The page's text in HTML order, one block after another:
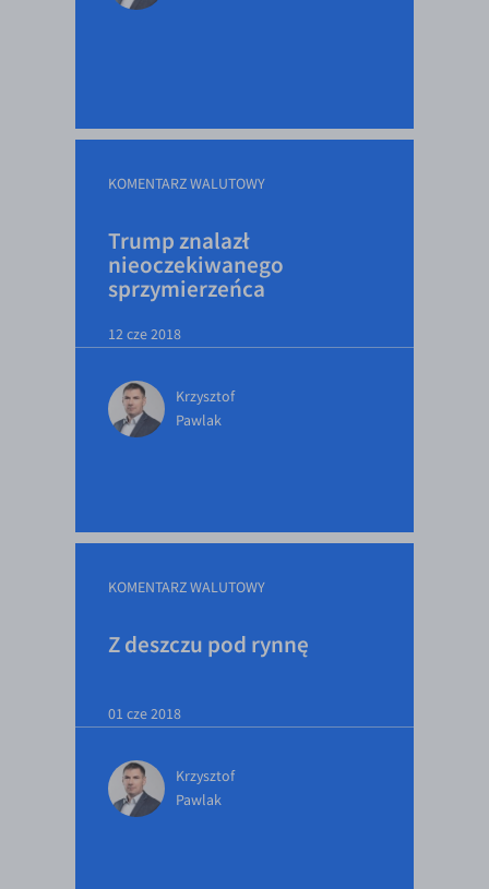
EUR/CZK
EUR/DKK
EUR/SEK
EUR/AUD
EUR/CNY
EUR/HKD
EUR/JPY
EUR/SGD
EUR/ZAR
USD/CHF
KOMENTARZ WALUTOWY
Trump znalazł
nieoczekiwanego
sprzymierzeńca
12 cze 2018
Krzysztof
Pawlak
KOMENTARZ WALUTOWY
Z deszczu pod rynnę
01 cze 2018
Krzysztof
Pawlak